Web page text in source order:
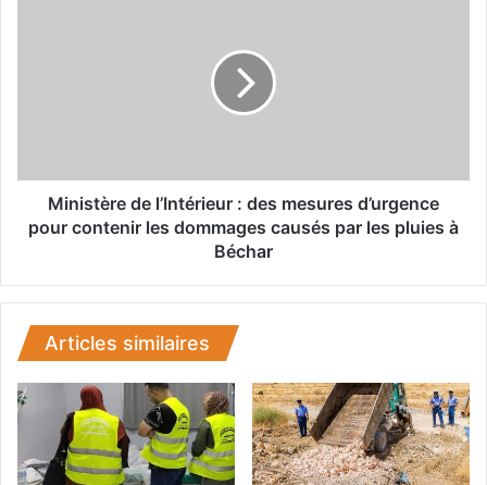
e
é
r
i
r
Ministère de l’Intérieur : des mesures d’urgence
pour contenir les dommages causés par les pluies à
Béchar
Articles similaires